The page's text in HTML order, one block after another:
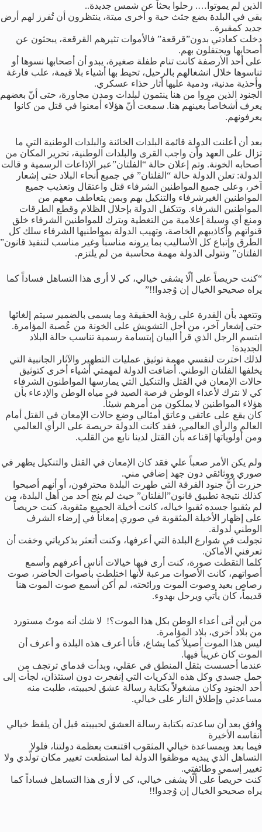
الذين لم يموتوا…. رحلوا بحثاً عن شمس جديدة..
بقي في البلدة بضع جثث حية و أخرى ميتة، ينتظرون أن تُفرز لهم أرض
جديد كمقبرة..
دخلت كعادتي بدون”قرقعة” فالأموات تثيرهم القرقعة، يبحثون عن
أصحابها ويحتفلون بهم.
على أحد الأرصفة كانت تنام طفلة صغيرة، يبدو أن أصحابها نسوها أو
تناسوها خلال انشغالهم بالرحيل، تحيط بها أشياء بلا قيمة، علب فارغة
وأحذية مدنية، ودمية عليها أثار حذاء عسكري.
الجنود الذين مروا من هنا ينتمون لبلدات ومدن مجاورة، حتى أنّ بعضهم
يعرف أشخاصاً بعينهم هنا. سمعت أنّ هؤلاء أمعنوا في قتل من كانوا
يعرفونهم.
بعد أن أعلنت الدولة قائمة البلدات الخائنة والبلدات الوطنية التي ما
تزال على العهد وأن واجب القرى والبلدات الوطنية، تحرير المكان من
أصحابه الخونة. وتم إعلان حالة “الفلتان”عبر الإذاعات الرسمية و قالت
الدولة: تعلن الدولة حالة “الفلتان” في جميع أنحاء البلاد حتى إشعار
آخر، وعلى جميع المواطنين الشرفاء قتل واعتقال وتعذيب جميع
المواطنين الغيرشرفاء والتنكيل بهم وبمن يتعاطف معهم من
المواطنين الشرفاء. وتتكفل الدولة بإحلال الظلام وقطع الطرقات
ومنع أي وسيلة إعلامية من التغطية ويترك للمواطنين الشرفاء خلق
قنواتهم وأكاذيبهم الخاصة، وتهيب الدولة بمواطنيها الشرفاء سلك كل
الطرق وإتباع كل الأساليب بما يرونه مناسباً وغير مناسب لتنفيذ قانون”
الفلتان” وتتولى الدولة مهمة محاسبة من لم يلتزم.
“كنت حريصاً على ألّا يشفى خيالي، كي لا أرى هذا التساهل فساداً كما
يراه صحيحو الخيال إن وُجدوا!!”
وتتعهد بأن القدرة على رؤية الحقيقة وما يسمى بالضمير سيتم إلغائها
حتى إشعار آخر، من أجل التشويش على الخونة من عُصبة المؤامرة.
ابتسم الرجل الذي قرأ البيان إبتسامة رسمية تناسب حالة البلاد
الجديدة!
لذلك اخترت لنفسي مهمة توثيق عمليات التطهير والآثار الجانبية التي
يخلفها الفلتان الوطني. أضافت الدولة لمهمتي أشياء أخرى كتوثيق
حالات الإمعان في القتل والتنكيل التي يمارسها المواطنون الشرفاء
كي لا نترك لأعداء الوطن فرصة الصيد في مياه الوطن والإدعاء بأن
هؤلاء المواطنين لا يملكون من أمرهم شيئاً.
كان يقع على عاتقي وعاتق أمثالي وضع حالات الإمعان في القتل أمام
العالم والرأي العالمي، فقد كانت الدولة حريصة على الرأي العالمي
ومن أولوياتها إقناعه بأن القتل لدينا نابع من القلب.
ولم يكن الأمر صعباً علي فقد كان الإمعان في القتل والتنكيل يظهر في
صوري ووثائقي دون جهد إضافي مني.
حزرت أنَّ جنود الفرقة التي طهرت البلدة محترفون، أو أنهم أصبحوا
كذلك نتيجة تطبيق قانون”الفلتان” حيث لم ينج أحد من أهل البلدة، من
لم يثقبوا جسده ثقبوا خياله، كانت أخيلة الجميع مثقوبة، كنت حريصاً
على إظهار الأخيلة المثقوبة في صوري إمعاناً في إرضاء الشرف
الوطني لدولة.
تجولت في شوارع البلدة التي أعرفها، وكنت أتعثر بذكرياتي وخفت أن
تعرفني الأماكن.
كلما التقطت صورة، كنت أرى فيها خيالات أناس أعرفهم وأسمع
أصواتهم، كانت الأصوات مرعبة لأنها اختلطت بأصوات الحاضر، صوت
رصاص بعيد وصوت الموت ورائحته، لم أكن أسمع صوت الموت هنا
قديماً، كان يأتي ويرحل بهدوء.
من أين أتى أعداء الوطن بكل هذا الموت؟! لا شك أنه موتٌ مستورد
من بلاد أخرى، بلاد المؤامرة.
ليس هذا الموت أصيلاً كما يشاع، فأنا أعرف هذه البلدة و أعرف أن
الموت كان غريباً فيها.
عندما أحسست بثقل المنطق في عقلي، وبدأت قدماي ترتجف من
حمل جسدي وكل هذه الذكريات التي إنفجرت دون استئذان، لجأت إلى
أحد الجنود وكان مشغولاً بكتابة رسالة عشق لحبيبته، طلبت منه
مساعدتي وإطلاق النار على خيالي.
وافق بعد أن ساعدته بكتابة رسالة العشق لحبيبته قبل أن يلفظ خيالي
أنفاسه الأخيرة
فيما بعد وبمساعدة خيالي المثقوب اقتنعت بعظمة دولتنا، فلولا
التساهل الذي يبديه موظفوا الدولة لما استطعت تغيير مكان تولّدي ولا
تغيير إسمي وطائفتي.
كنت حريصاً على ألّا يشفى خيالي، كي لا أرى هذا التساهل فساداً كما
يراه صحيحو الخيال إن وُجدوا!!